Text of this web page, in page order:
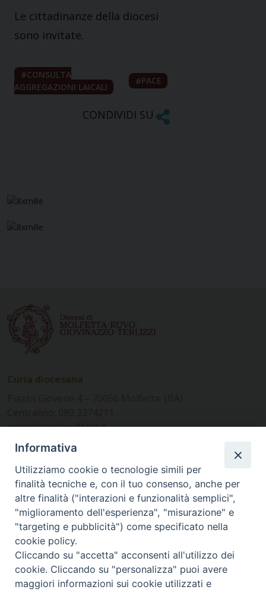
Le cittadinanze della diocesi
sono invitate.
CONSULTA
AGGREGAZIONI LAICALI
PACE
CONDIVIDI SU
www.diocesimolfetta.it –
diocesimolfetta@pec.chiesacattolica.it
Ufficio Comunicazioni sociali
Piazza Giovene 4 – 70056 Molfetta (BA)
comunicazionisociali@diocesimolfetta.it
SEGUICI SU
Facebook
Instagram
X YouTube
Feed
Informativa
Utilizziamo cookie o tecnologie simili per
finalità tecniche e, con il tuo consenso, anche per
altre finalità ("interazioni e funzionalità semplici",
"miglioramento dell'esperienza", "misurazione" e
"targeting e pubblicità") come specificato nella
cookie policy.
Cliccando su "accetta" acconsenti all'utilizzo dei
cookie. Cliccando su "personalizza" puoi avere
maggiori informazioni sui cookie utilizzati e